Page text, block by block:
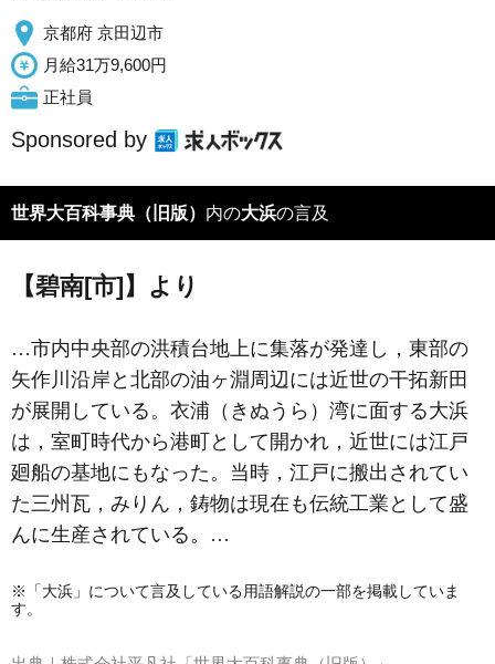
京都府 京田辺市
月給31万9,600円
正社員
Sponsored by
世界大百科事典（旧版） 内の大浜の言及
【碧南[市]】より
…市内中央部の洪積台地上に集落が発達し，東部の
矢作川沿岸と北部の油ヶ淵周辺には近世の干拓新田
が展開している。衣浦（きぬうら）湾に面する大浜
は，室町時代から港町として開かれ，近世には江戸
廻船の基地にもなった。当時，江戸に搬出されてい
た三州瓦，みりん，鋳物は現在も伝統工業として盛
んに生産されている。…
※「大浜」について言及している用語解説の一部を掲載していま
す。